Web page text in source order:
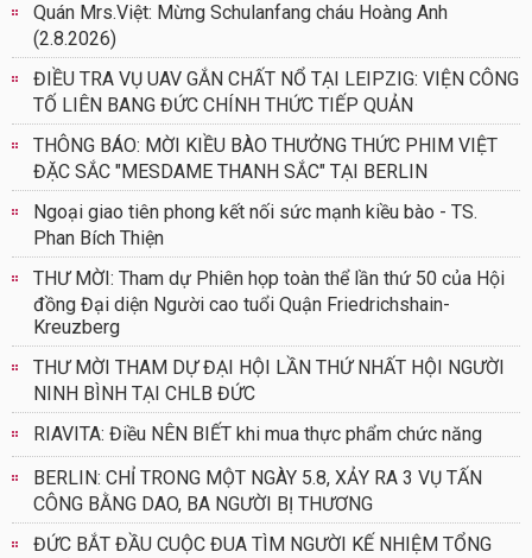
Quán Mrs.Việt: Mừng Schulanfang cháu Hoàng Anh
(2.8.2026)
ĐIỀU TRA VỤ UAV GẮN CHẤT NỔ TẠI LEIPZIG: VIỆN CÔNG
TỐ LIÊN BANG ĐỨC CHÍNH THỨC TIẾP QUẢN
THÔNG BÁO: MỜI KIỀU BÀO THƯỞNG THỨC PHIM VIỆT
ĐẶC SẮC "MESDAME THANH SẮC" TẠI BERLIN
Ngoại giao tiên phong kết nối sức mạnh kiều bào - TS.
Phan Bích Thiện
THƯ MỜI: Tham dự Phiên họp toàn thể lần thứ 50 của Hội
đồng Đại diện Người cao tuổi Quận Friedrichshain-
Kreuzberg
THƯ MỜI THAM DỰ ĐẠI HỘI LẦN THỨ NHẤT HỘI NGƯỜI
NINH BÌNH TẠI CHLB ĐỨC
RIAVITA: Điều NÊN BIẾT khi mua thực phẩm chức năng
BERLIN: CHỈ TRONG MỘT NGÀY 5.8, XẢY RA 3 VỤ TẤN
CÔNG BẰNG DAO, BA NGƯỜI BỊ THƯƠNG
ĐỨC BẮT ĐẦU CUỘC ĐUA TÌM NGƯỜI KẾ NHIỆM TỔNG